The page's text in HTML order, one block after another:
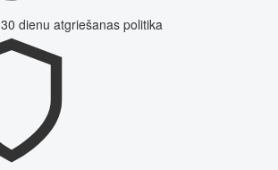
30 dienu atgriešanas politika